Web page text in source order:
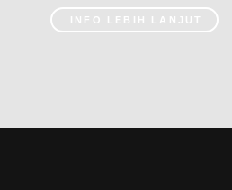
INFO LEBIH LANJUT